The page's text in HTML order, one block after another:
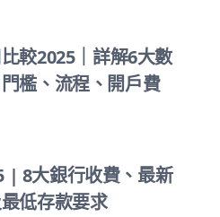
較2025｜詳解6大數
檻、流程、開戶費
| 8大銀行收費、最新
低存款要求